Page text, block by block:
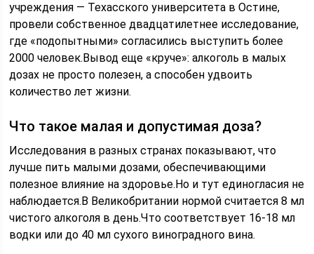
учреждения — Техасского университета в Остине,
провели собственное двадцатилетнее исследование,
где «подопытными» согласились выступить более
2000 человек.Вывод еще «круче»: алкоголь в малых
дозах не просто полезен, а способен удвоить
количество лет жизни.
Что такое малая и допустимая доза?
Исследования в разных странах показывают, что
лучше пить малыми дозами, обеспечивающими
полезное влияние на здоровье.Но и тут единогласия не
наблюдается.В Великобритании нормой считается 8 мл
чистого алкоголя в день.Что соответствует 16-18 мл
водки или до 40 мл сухого виноградного вина.